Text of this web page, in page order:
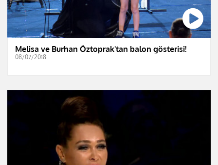
Melisa ve Burhan Öztoprak'tan balon gösterisi!
08/07/2018